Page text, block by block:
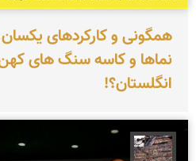
همگونی و کارکردهای
نماها و کاسه سنگ های کهن
انگلستان؟!